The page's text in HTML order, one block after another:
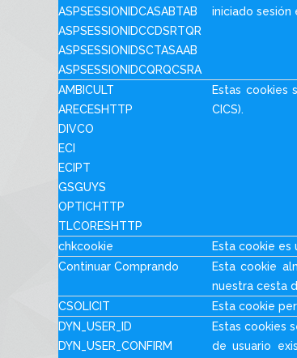
ASPSESSIONIDCASABTAB
ASPSESSIONIDCCDSRTQR
ASPSESSIONIDSCTASAAB
ASPSESSIONIDCQRQCSRA
iniciado sesión
AMBICULT
ARECESHTTP
DIVCO
ECI
ECIPT
GSGUYS
OPTICHTTP
TLCORESHTTP
Estas cookies
CICS).
chkcookie
Esta cookie
Continuar Comprando
Esta cookie
nuestra cesta
CSOLICIT
Esta cookie
DYN_USER_ID
DYN_USER_CONFIRM
Estas cookies
de usuario